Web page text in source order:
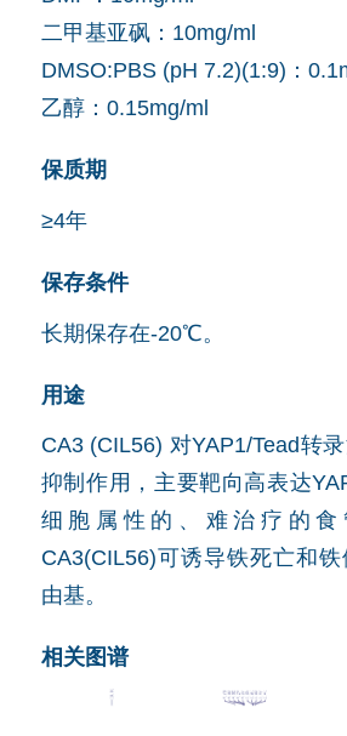
二甲基亚砜：10mg/ml
DMSO:PBS (pH 7.2)(1:9)：
乙醇：0.15mg/ml
保质期
≥4年
保存条件
长期保存在-20℃。
用途
CA3 (CIL56) 对YAP1/Tead转
抑制作用，主要靶向高表达
细胞属性的、难治疗的食
CA3(CIL56)可诱导铁死亡和
由基。
相关图谱